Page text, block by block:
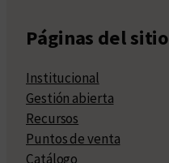
Páginas del sitio
Institucional
Gestión abierta
Recursos
Puntos de venta
Catálogo